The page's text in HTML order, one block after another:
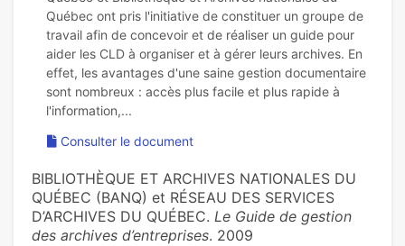
Québec ont pris l'initiative de constituer un groupe de
travail afin de concevoir et de réaliser un guide pour
aider les CLD à organiser et à gérer leurs archives. En
effet, les avantages d'une saine gestion documentaire
sont nombreux : accès plus facile et plus rapide à
Consulter le document
BIBLIOTHÈQUE ET ARCHIVES NATIONALES DU
QUÉBEC (BANQ) et RÉSEAU DES SERVICES
D’ARCHIVES DU QUÉBEC. Le Guide de gestion
des archives d’entreprises. 2009